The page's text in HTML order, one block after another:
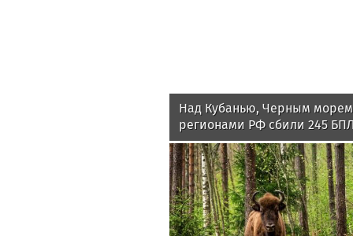
Над Кубанью, Черным
регионами РФ сбили 245